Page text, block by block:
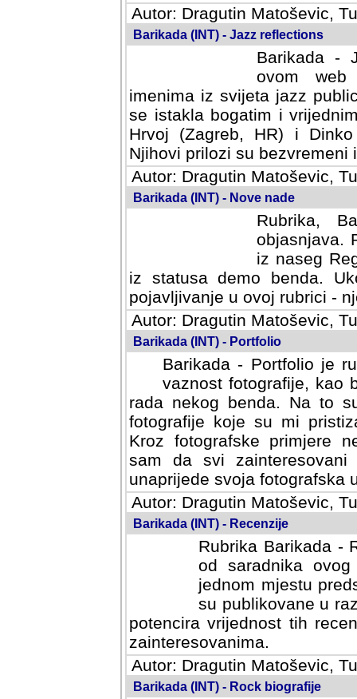
Autor: Dragutin Matoševic,
Barikada (INT) - Jazz reflections
Barikada -
ovom web
imenima iz svijeta jazz
se istakla bogatim i
Hrvoj (Zagreb, HR) i
Njihovi prilozi su bezvremeni
Autor: Dragutin Matoševic,
Barikada (INT) - Nove nade
Rubrika,
objasnjava.
iz naseg
iz statusa demo benda.
pojavljivanje u ovoj rubrici -
Autor: Dragutin Matoševic,
Barikada (INT) - Portfolio
Barikada - Portfolio je
vaznost fotografije, kao
rada nekog benda. Na to
fotografije koje su mi
fotografske primjere
svi zainteresovani
svoja fotografska umijeca.
Autor: Dragutin Matoševic,
Barikada (INT) - Recenzije
Rubrika Barikada -
od saradnika
jednom mjestu
su publikovane u
potencira vrijednost tih
zainteresovanima.
Autor: Dragutin Matoševic,
Barikada (INT) - Rock biografije